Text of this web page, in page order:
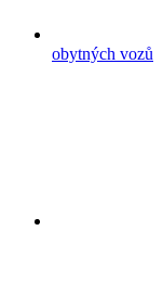
obytných vozů